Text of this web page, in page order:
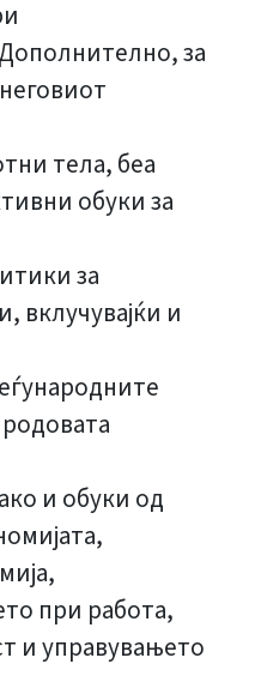
за
тела, беа
обуки за
за
вклучувајќи и
и обуки од
при работа,
и управувањето